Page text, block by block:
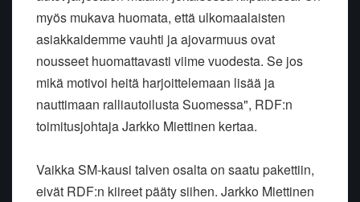
myös mukava huomata, että ulkomaalaisten
asiakkaidemme vauhti ja ajovarmuus ovat
nousseet huomattavasti viime vuodesta. Se jos
mikä motivoi heitä harjoittelemaan lisää ja
nauttimaan ralliautoilusta Suomessa", RDF:n
toimitusjohtaja Jarkko Miettinen kertaa.
Vaikka SM-kausi talven osalta on saatu pakettiin,
eivät RDF:n kiireet pääty siihen. Jarkko Miettinen